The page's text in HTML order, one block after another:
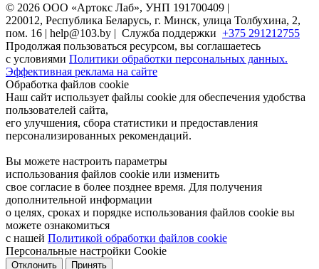
© 2026 ООО «Артокс Лаб», УНП 191700409 |
220012, Республика Беларусь, г. Минск, улица Толбухина, 2,
пом. 16 | help@103.by | Служба поддержки +375 291212755
Продолжая пользоваться ресурсом, вы соглашаетесь
с условиями Политики обработки персональных данных.
Эффективная реклама на сайте
Обработка файлов cookie
Наш сайт использует файлы cookie для обеспечения удобства
пользователей сайта,
его улучшения, сбора статистики и предоставления
персонализированных рекомендаций.
Вы можете настроить параметры
использования файлов cookie или изменить
свое согласие в более позднее время. Для получения
дополнительной информации
о целях, сроках и порядке использования файлов cookie вы
можете ознакомиться
с нашей Политикой обработки файлов cookie
Персональные настройки Cookie
Отклонить Принять